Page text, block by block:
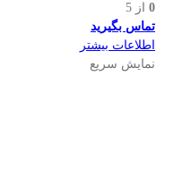
0 از 5
تماس بگیرید
اطلاعات بیشتر
نمایش سریع